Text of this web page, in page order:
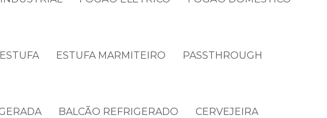
ESTUFA ESTUFA MARMITEIRO PASSTHROUGH
BALCÃO REFRIGERADO CERVEJEIRA